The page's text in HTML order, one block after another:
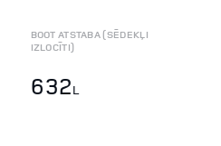
BOOT ATSTABA (SĒDEKĻI
IZLOCĪTI)
632L